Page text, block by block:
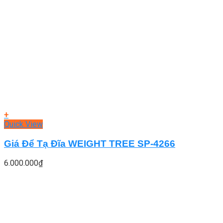
+
Quick View
Giá Để Tạ Đĩa WEIGHT TREE SP-4266
6.000.000₫